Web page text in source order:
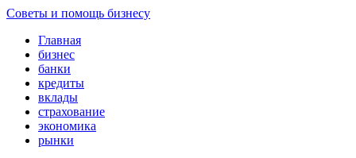
Советы и помощь бизнесу
Главная
бизнес
банки
кредиты
вклады
страхование
экономика
рынки